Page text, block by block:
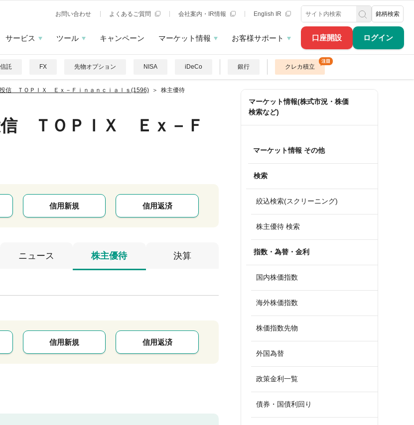
口座開設 ログイン
お問い合わせ よくあるご質問 会社案内・IR情報 English IR 銘柄検索
サービス ツール キャンペーン マーケット情報 お客様サポート
託 FX 先物オプション NISA iDeCo 銀行 クレカ積立
信 ＴＯＰＩＸ Ｅｘ－Ｆｉｎａｎｃｉａｌｓ(1596) 株主優待
ＴＯＰＩＸ Ｅｘ－Ｆ
信用新規 信用返済
ニュース 株主優待 決算
信用新規 信用返済
マーケット情報(株式市況・株価
検索など)
マーケット情報 その他
検索
絞込検索(スクリーニング)
株主優待 検索
指数・為替・金利
国内株価指数
海外株価指数
株価指数先物
外国為替
政策金利一覧
債券・国債利回り